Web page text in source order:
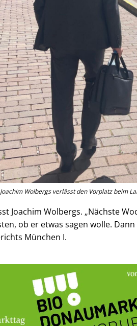
Wolbergs verlässt den Vorplatz beim
Joachim Wolbergs. „Nächste
ob er etwas sagen wolle.
München I.